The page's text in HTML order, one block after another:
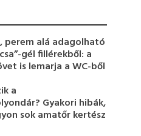
perem alá adagolható
gél fillérekből: a
is lemarja a WC-ből
a
Gyakori hibák,
sok amatőr kertész